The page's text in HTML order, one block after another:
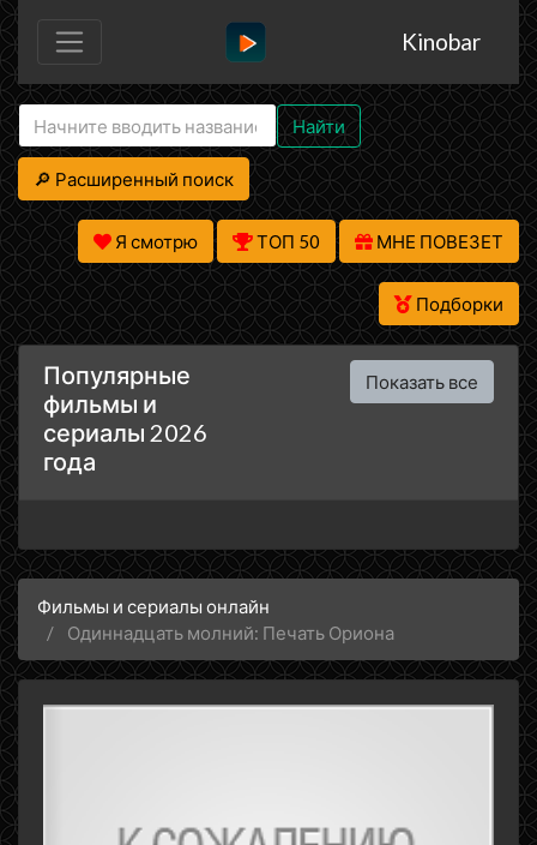
Kinobar
Найти
🔎 Расширенный поиск
Я смотрю ТОП 50 МНЕ ПОВЕЗЕТ
Подборки
Популярные
фильмы и
сериалы 2026
года
Показать все
Фильмы и сериалы онлайн
Одиннадцать молний: Печать Ориона